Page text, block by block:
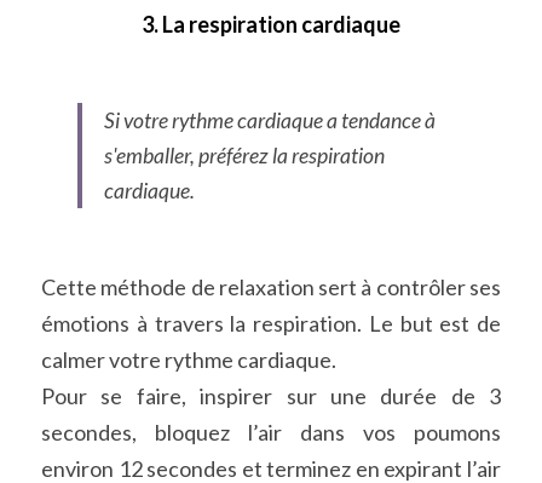
3. La respiration cardiaque
Si votre rythme cardiaque a tendance à
s'emballer, préférez la respiration
cardiaque.
Cette méthode de relaxation sert à contrôler ses
émotions à travers la respiration. Le but est de
calmer votre rythme cardiaque.
Pour se faire, inspirer sur une durée de 3
secondes, bloquez l’air dans vos poumons
environ 12 secondes et terminez en expirant l’air